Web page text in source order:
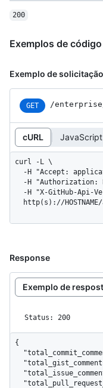
200
Exemplos de
Exemplo de solicitação
GET /enterprise
cURL JavaScript
curl -L \
http(s)://
Response
Exemplo de
Status: 200
{